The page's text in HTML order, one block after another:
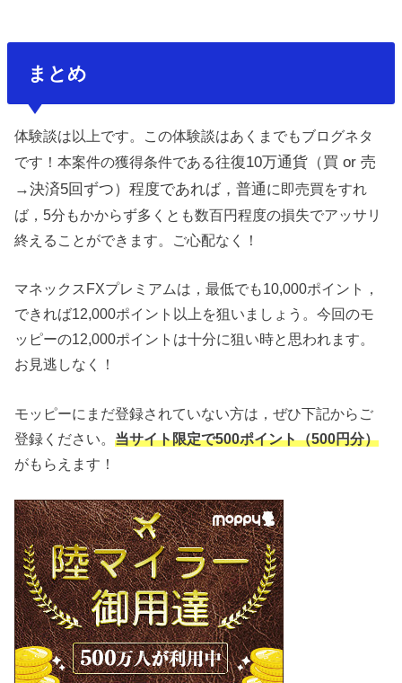
まとめ
体験談は以上です。この体験談はあくまでもブログネタ
です！本案件の獲得条件である往復10万通貨（買 or 売
→決済5回ずつ）程度であれば，普通に即売買をすれ
ば，5分もかからず多くとも数百円程度の損失でアッサリ
終えることができます。ご心配なく！
マネックスFXプレミアムは，最低でも10,000ポイント，
できれば12,000ポイント以上を狙いましょう。今回のモ
ッピーの12,000ポイントは十分に狙い時と思われます。
お見逃しなく！
モッピーにまだ登録されていない方は，ぜひ下記からご
登録ください。当サイト限定で500ポイント（500円分）
がもらえます！